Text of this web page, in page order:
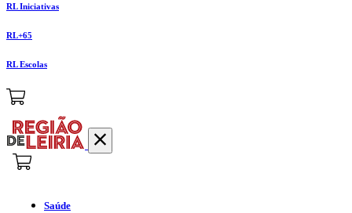
RL Iniciativas
RL+65
RL Escolas
Saúde